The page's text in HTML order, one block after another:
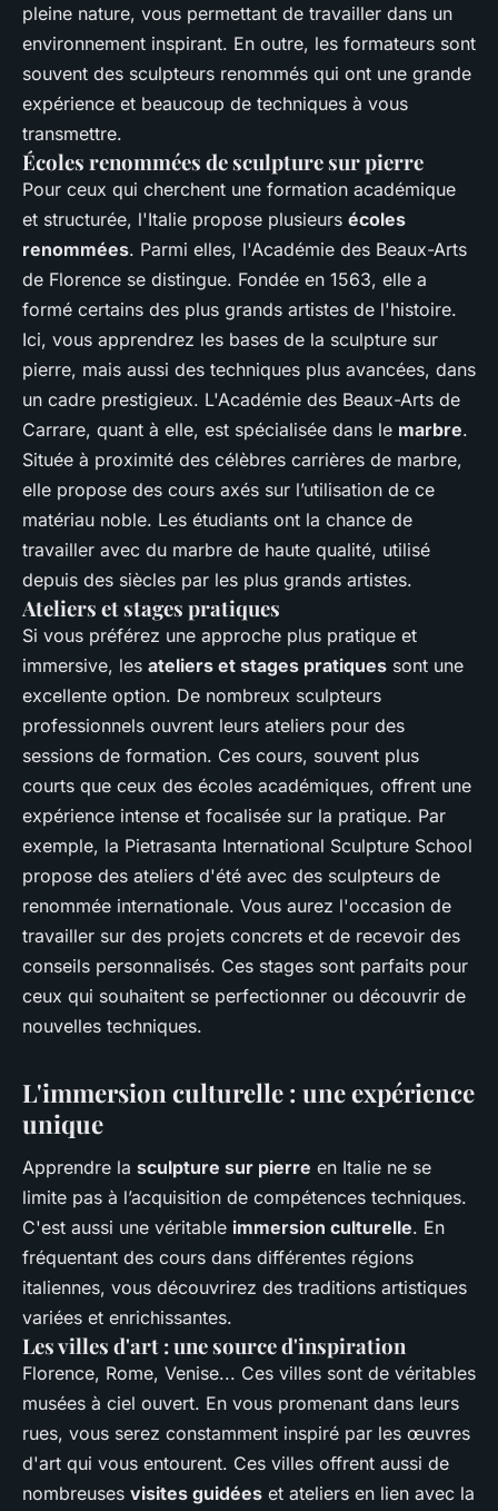
pleine nature, vous permettant de travailler dans un
environnement inspirant. En outre, les formateurs sont
souvent des sculpteurs renommés qui ont une grande
expérience et beaucoup de techniques à vous
transmettre.
Écoles renommées de sculpture sur pierre
Pour ceux qui cherchent une formation académique
et structurée, l'Italie propose plusieurs écoles
renommées. Parmi elles, l'Académie des Beaux-Arts
de Florence se distingue. Fondée en 1563, elle a
formé certains des plus grands artistes de l'histoire.
Ici, vous apprendrez les bases de la sculpture sur
pierre, mais aussi des techniques plus avancées, dans
un cadre prestigieux. L'Académie des Beaux-Arts de
Carrare, quant à elle, est spécialisée dans le marbre.
Située à proximité des célèbres carrières de marbre,
elle propose des cours axés sur l’utilisation de ce
matériau noble. Les étudiants ont la chance de
travailler avec du marbre de haute qualité, utilisé
depuis des siècles par les plus grands artistes.
Ateliers et stages pratiques
Si vous préférez une approche plus pratique et
immersive, les ateliers et stages pratiques sont une
excellente option. De nombreux sculpteurs
professionnels ouvrent leurs ateliers pour des
sessions de formation. Ces cours, souvent plus
courts que ceux des écoles académiques, offrent une
expérience intense et focalisée sur la pratique. Par
exemple, la Pietrasanta International Sculpture School
propose des ateliers d'été avec des sculpteurs de
renommée internationale. Vous aurez l'occasion de
travailler sur des projets concrets et de recevoir des
conseils personnalisés. Ces stages sont parfaits pour
ceux qui souhaitent se perfectionner ou découvrir de
nouvelles techniques.
L'immersion culturelle : une expérience
unique
Apprendre la sculpture sur pierre en Italie ne se
limite pas à l’acquisition de compétences techniques.
C'est aussi une véritable immersion culturelle. En
fréquentant des cours dans différentes régions
italiennes, vous découvrirez des traditions artistiques
variées et enrichissantes.
Les villes d'art : une source d'inspiration
Florence, Rome, Venise... Ces villes sont de véritables
musées à ciel ouvert. En vous promenant dans leurs
rues, vous serez constamment inspiré par les œuvres
d'art qui vous entourent. Ces villes offrent aussi de
nombreuses visites guidées et ateliers en lien avec la